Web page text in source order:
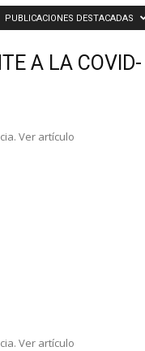
PUBLICACIONES DESTACADAS
A LA COVID-
Ver artículo
Ver artículo